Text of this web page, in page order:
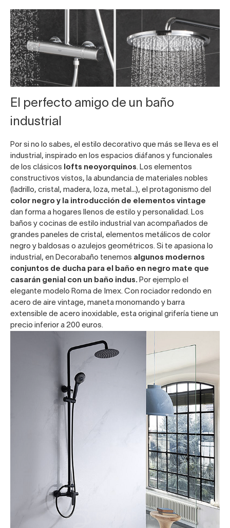
El perfecto amigo de un baño
industrial
Por si no lo sabes, el estilo decorativo que más se lleva es el
industrial, inspirado en los espacios diáfanos y funcionales
de los clásicos
lofts neoyorquinos. Los elementos
constructivos vistos, la abundancia de materiales nobles
(ladrillo, cristal, madera, loza, metal…), el protagonismo del
color negro y la introducción de elementos vintage
dan forma a hogares llenos de estilo y personalidad. Los
baños y cocinas de estilo industrial van acompañados de
grandes paneles de cristal, elementos metálicos de color
negro y baldosas o azulejos geométricos. Si te apasiona lo
industrial, en Decorabaño tenemos algunos modernos
conjuntos de ducha para el baño en negro mate que
casarán genial con un baño indus. Por ejemplo el
elegante modelo Roma de Imex. Con rociador redondo en
acero de aire vintage, maneta monomando y barra
extensible de acero inoxidable, esta original grifería tiene un
precio inferior a 200 euros.